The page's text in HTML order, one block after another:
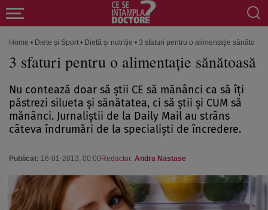
Home • Diete și Sport • Dietă și nutriție • 3 sfaturi pentru o alimentaţie sănătoasă
3 sfaturi pentru o alimentaţie sănătoasă
Nu contează doar să ştii CE să mănânci ca să îţi
păstrezi silueta şi sănătatea, ci să ştii şi CUM să
mănânci. Jurnaliştii de la Daily Mail au strâns
câteva îndrumări de la specialişti de încredere.
Publicat: 16-01-2013, 00:00 Redactor: Andra Nastase